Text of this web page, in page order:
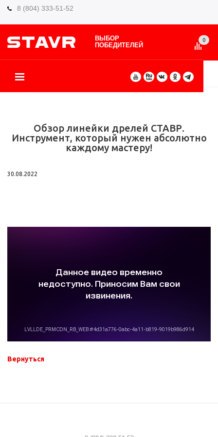
8 (804) 333-51-52
ВЫБОР
ПОБЕДИТЕЛЕЙ
0
КАТАЛОГ ТОВАРОВ
ПАРТНЁРАМ КОНТАКТЫ ЕЩЕ
Обзор линейки дрелей СТАВР.
Инструмент, который нужен абсолютно
каждому мастеру!
30.08.2022
Вернуться